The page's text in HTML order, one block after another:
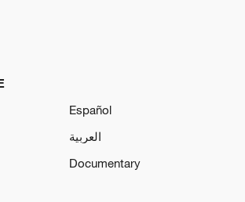
Español
العربية
Documentary